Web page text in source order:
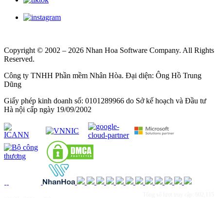
Copyright © 2002 – 2026 Nhan Hoa Software Company. All Rights
Reserved.
Công ty TNHH Phần mềm Nhân Hòa. Đại diện: Ông Hồ Trung
Dũng
Giấy phép kinh doanh số: 0101289966 do Sở kế hoạch và Đầu tư
Hà nội cấp ngày 19/09/2002